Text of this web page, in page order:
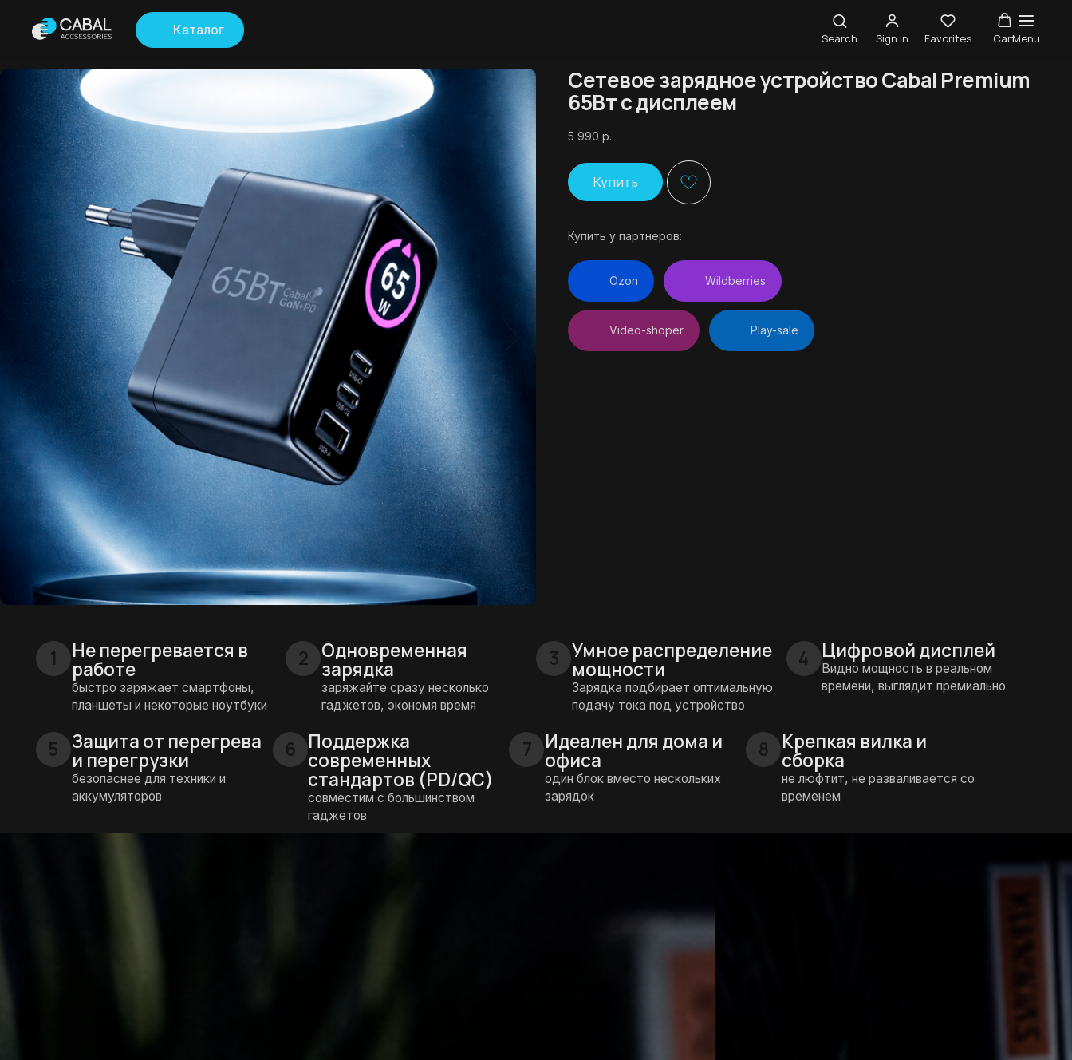
Каталог
Search Sign In Favorites CartMenu
Сетевое зарядное устройство Cabal Premium
65Вт с дисплеем
5 990 р.
Купить
Купить у партнеров:
Ozon Wildberries
Video-shoper Play-sale
1 Не перегревается в
работе 2 Одновременная
зарядка
Умное распределение
мощности
5 Защита от перегрева
и перегрузки
безопаснее для техники и
аккумуляторов
Поддержка
современных
стандартов (PD/QC)
совместим с большинством
Идеален для дома и
офиса
один блок вместо нескольких
8 Крепкая вилка и
сборка
не люфтит, не разваливается со
временем